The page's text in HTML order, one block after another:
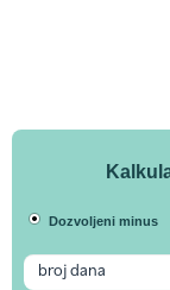
Dozvoljeni minus